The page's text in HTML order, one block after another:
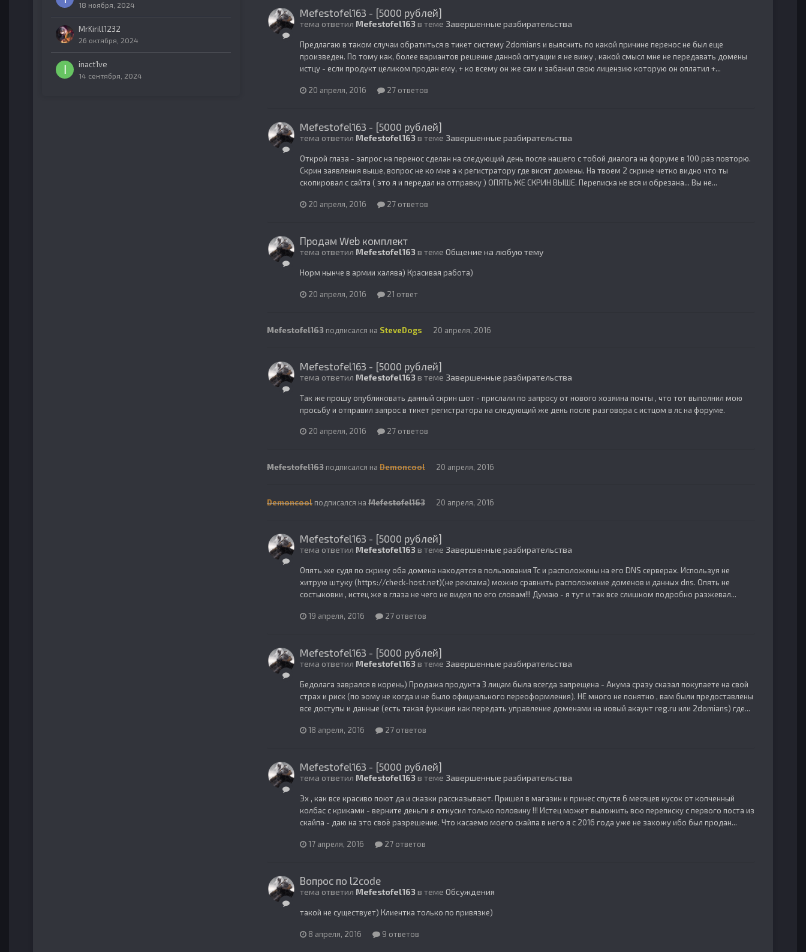
18 ноября, 2024
MrKirill1232
26 октября, 2024
inact1ve
14 сентября, 2024
Mefestofel163 - [5000 рублей]
тема ответил Mefestofel163 в теме Завершенные разбирательства
Предлагаю в таком случаи обратиться в тикет систему 2domians и выяснить по какой причине перенос не был еще
произведен. По тому как, более вариантов решение данной ситуации я не вижу , какой смысл мне не передавать домены
истцу - если продукт целиком продан ему, + ко всему он же сам и забанил свою лицензию которую он оплатил +...
20 апреля, 2016 27 ответов
Mefestofel163 - [5000 рублей]
тема ответил Mefestofel163 в теме Завершенные разбирательства
Открой глаза - запрос на перенос сделан на следующий день после нашего с тобой диалога на форуме в 100 раз повторю.
Скрин заявления выше, вопрос не ко мне а к регистратору где висят домены. На твоем 2 скрине четко видно что ты
скопировал с сайта ( это я и передал на отправку ) ОПЯТЬ ЖЕ СКРИН ВЫШЕ. Переписка не вся и обрезана... Вы не...
20 апреля, 2016 27 ответов
Продам Web комплект
тема ответил Mefestofel163 в теме Общение на любую тему
Норм нынче в армии халява) Красивая работа)
20 апреля, 2016 21 ответ
Mefestofel163 подписался на SteveDogs 20 апреля, 2016
Mefestofel163 - [5000 рублей]
тема ответил Mefestofel163 в теме Завершенные разбирательства
Так же прошу опубликовать данный скрин шот - прислали по запросу от нового хозяина почты , что тот выполнил мою
просьбу и отправил запрос в тикет регистратора на следующий же день после разговора с истцом в лс на форуме.
20 апреля, 2016 27 ответов
Mefestofel163 подписался на Demoncool 20 апреля, 2016
Demoncool подписался на Mefestofel163 20 апреля, 2016
Mefestofel163 - [5000 рублей]
тема ответил Mefestofel163 в теме Завершенные разбирательства
Опять же судя по скрину оба домена находятся в пользования Тс и расположены на его DNS серверах. Используя не
хитрую штуку (https://check-host.net)(не реклама) можно сравнить расположение доменов и данных dns. Опять не
состыковки , истец же в глаза не чего не видел по его словам!!! Думаю - я тут и так все слишком подробно разжевал...
19 апреля, 2016 27 ответов
Mefestofel163 - [5000 рублей]
тема ответил Mefestofel163 в теме Завершенные разбирательства
Бедолага заврался в корень) Продажа продукта 3 лицам была всегда запрещена - Акума сразу сказал покупаете на свой
страх и риск (по эому не когда и не было официального переоформления). НЕ много не понятно , вам были предоставлены
все доступы и данные (есть такая функция как передать управление доменами на новый акаунт reg.ru или 2domians) где...
18 апреля, 2016 27 ответов
Mefestofel163 - [5000 рублей]
тема ответил Mefestofel163 в теме Завершенные разбирательства
Эх , как все красиво поют да и сказки рассказывают. Пришел в магазин и принес спустя 6 месяцев кусок от копченный
колбас с криками - верните деньги я откусил только половину !!! Истец может выложить всю переписку с первого поста из
скайпа - даю на это своё разрешение. Что касаемо моего скайпа в него я с 2016 года уже не захожу ибо был продан...
17 апреля, 2016 27 ответов
Вопрос по l2code
тема ответил Mefestofel163 в теме Обсуждения
такой не существует) Клиентка только по привязке)
8 апреля, 2016 9 ответов